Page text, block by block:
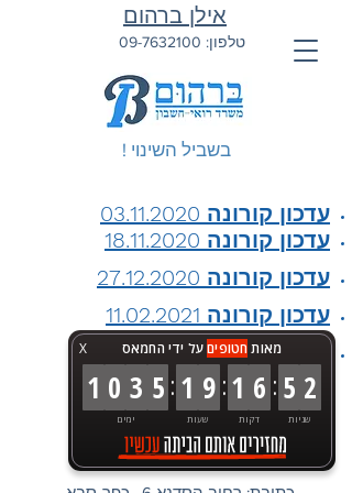
טלפון: 09-7632100
אילן ברהום
בשביל השינוי !
עדכון קורונה 03.11.2020
עדכון קורונה 18.11.2020
עדכון קורונה 27.12.2020
עדכון קורונה 11.02.2021
עדכון קורונה 15.03.2021
טלפון:09-7632100
פקס:09-7673579
X מאותחטופיםעל ידי החמאס
1 0 3 5
ימים
: 1 9
שעות
:1 6
דקות
: 5 2
שניות